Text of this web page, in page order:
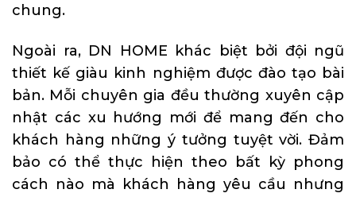
chung.
Ngoài ra, DN HOME khác biệt bởi đội ngũ
thiết kế giàu kinh nghiệm được đào tạo bài
bản. Mỗi chuyên gia đều thường xuyên cập
nhật các xu hướng mới để mang đến cho
khách hàng những ý tưởng tuyệt vời. Đảm
bảo có thể thực hiện theo bất kỳ phong
cách nào mà khách hàng yêu cầu nhưng